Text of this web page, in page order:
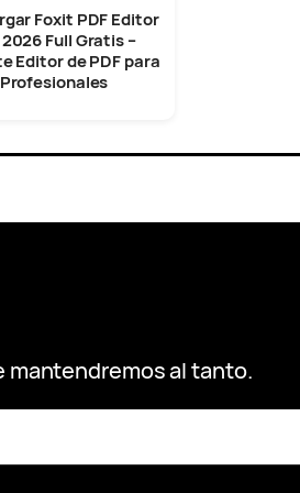
Foxit PDF Editor
Full Gratis –
Editor de PDF para
Profesionales
mantendremos al tanto.